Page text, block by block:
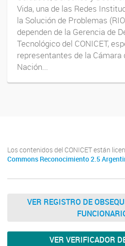
Vida, una de las Redes
la Solución de Problemas
dependen de la Gerencia de
Tecnológico del CONICET,
representantes de la Cámara
Nación...
Los contenidos del CONICET están
Commons Reconocimiento 2.5
VER REGISTRO DE
VER VERIFICADOR